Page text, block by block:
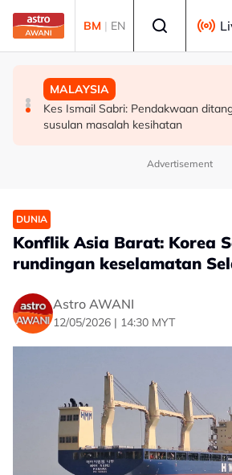
Skip to main content
BM | EN
BISNES
Bursa Malaysia dibuka rendah,
semalaman Wall Street
MALAYSIA
Bekas Ketua Hakim Negara Tun
meninggal dunia pada usia 91 tahun
MALAYSIA
Kes Ismail Sabri: Pendakwaan
susulan masalah kesihatan
Advertisement
DUNIA
Konflik Asia Barat: Korea
rundingan keselamatan
Astro AWANI
12/05/2026 | 14:30 MYT